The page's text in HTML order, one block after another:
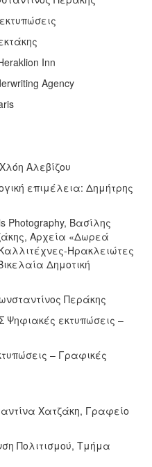
Inn
Agency
Αλεβίζου
επιμέλεια: Δημήτρης
Βασίλης
Αρχεία «Δωρεά
Ηρακλειώτες
Δημοτική
Περάκης
εκτυπώσεις –
– Γραφικές
Χατζάκη, Γραφείο
Πολιτισμού, Τμήμα